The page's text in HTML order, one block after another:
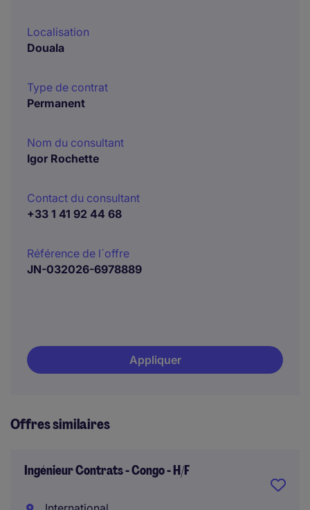
Localisation
Douala
Type de contrat
Permanent
Nom du consultant
Igor Rochette
Contact du consultant
+33 1 41 92 44 68
Référence de l´offre
JN-032026-6978889
Appliquer
Offres similaires
Ingénieur Contrats - Congo - H/F